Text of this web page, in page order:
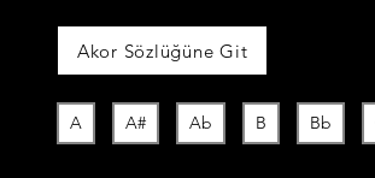
Akor Sözlüğüne Git
A A# Ab B Bb